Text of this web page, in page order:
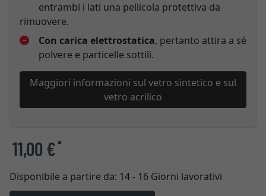
entrambi i lati una pellicola protettiva da
rimuovere.
Con carica elettrostatica, pertanto attira a sé
polvere e particelle sottili.
Maggiori informazioni sul vetro sintetico e sul
vetro acrilico
11,00 €*
Disponibile a partire da: 14 - 16 Giorni lavorativi